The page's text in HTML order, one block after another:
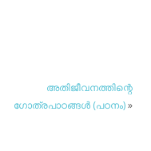
അതിജീവനത്തിന്റെ
ഗോത്രപാഠങ്ങള്‍ (പഠനം)»